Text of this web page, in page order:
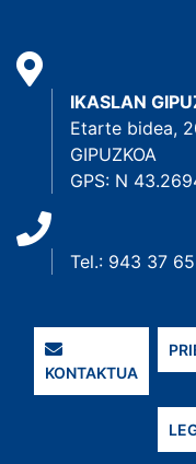
IKASLAN
Etarte bidea,
GIPUZKOA
GPS: N
Tel.: 943 37
KONTAKTUA